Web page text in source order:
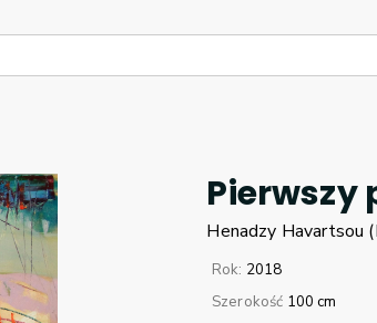
Pierwszy
Henadzy Havartsou
Rok: 2018
Szerokość 100 cm